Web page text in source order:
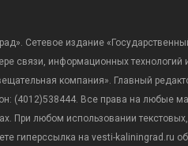
Сетевое издание
связи, информационных
компания». Главный
(4012)538444. Все права на любые
При любом использовании
гиперссылка на vesti-kaliningrad.ru